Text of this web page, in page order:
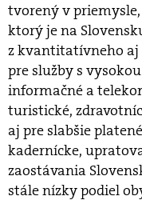
tvorený v
ktorý je na
z kvantitatívneho
pre služby s
informačné a
turistické,
aj pre slabšie
kadernícke,
zaostávania
stále nízky podiel